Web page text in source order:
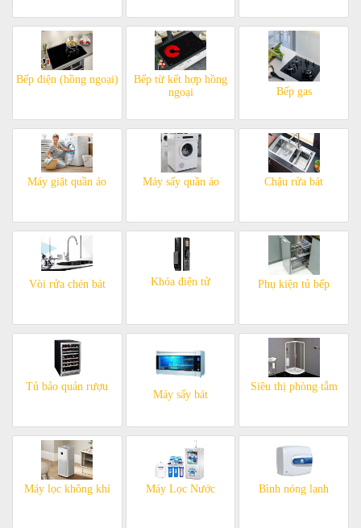
Bếp điện (hồng ngoại)
Bếp từ kết hợp hồng
ngoại
Bếp gas
Máy giặt quần áo Máy sấy quần áo Chậu rửa bát
Vòi rửa chén bát Khóa điện tử Phụ kiện tủ bếp
Tủ bảo quản rượu
Máy sấy bát
Siêu thị phòng tắm
Máy lọc không khí Máy Lọc Nước Bình nóng lạnh